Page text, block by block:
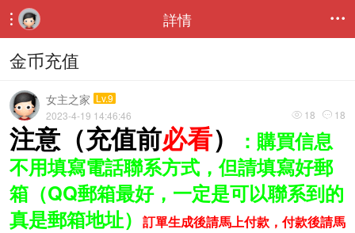
 詳情 
金币充值
女主之家 Lv.9
 18  18
2023-4-19 14:46:46
注意（充值前必看）
：購買信息
不用填寫電話聯系方式，但請填寫好郵
箱（QQ郵箱最好，一定是可以聯系到的
真是郵箱地址）
訂單生成後請馬上付款 ，付款後請馬